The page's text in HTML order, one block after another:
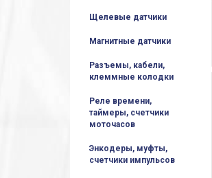
Щелевые датчики
Магнитные датчики
Разъемы, кабели,
клеммные колодки
Реле времени,
таймеры, счетчики
моточасов
Энкодеры, муфты,
счетчики импульсов